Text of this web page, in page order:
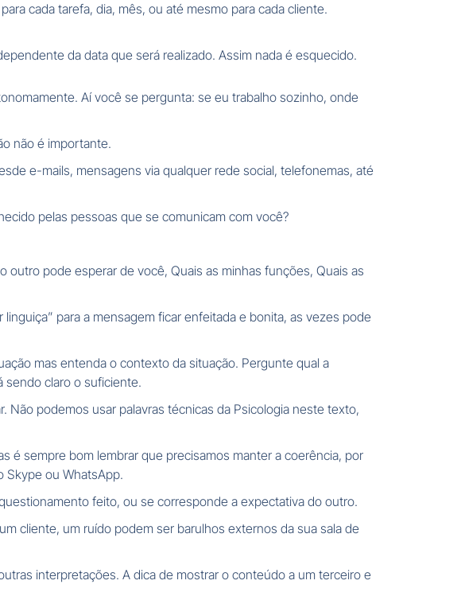
cada tarefa, dia, mês, ou até mesmo para cada cliente.
da data que será realizado. Assim nada é esquecido.
Aí você se pergunta: se eu trabalho sozinho, onde
não é importante.
e-mails, mensagens via qualquer rede social, telefonemas, até
pelas pessoas que se comunicam com você?
outro pode esperar de você, Quais as minhas funções, Quais as
para a mensagem ficar enfeitada e bonita, as vezes pode
mas entenda o contexto da situação. Pergunte qual a
sendo claro o suficiente.
Não podemos usar palavras técnicas da Psicologia neste texto,
é sempre bom lembrar que precisamos manter a coerência, por
Skype ou WhatsApp.
feito, ou se corresponde a expectativa do outro.
cliente, um ruído podem ser barulhos externos da sua sala de
interpretações. A dica de mostrar o conteúdo a um terceiro e